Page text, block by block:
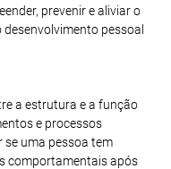
prevenir e aliviar o
pessoal
a estrutura e a função
e processos
se uma pessoa tem
comportamentais após